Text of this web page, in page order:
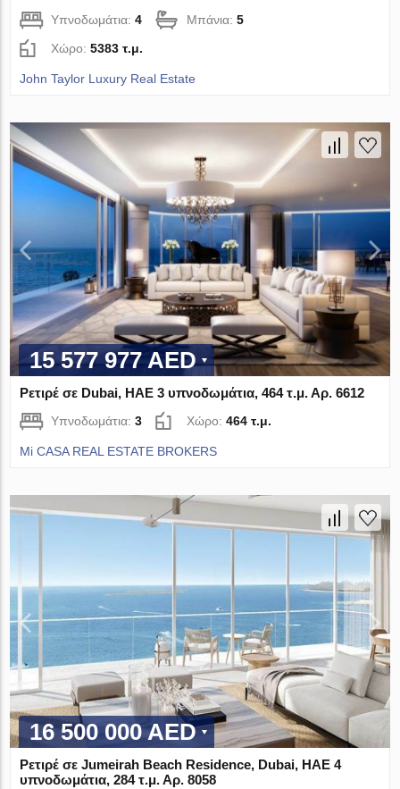
Υπνοδωμάτια:4 Μπάνια:5
Χώρο:5383 τ.μ.
John Taylor Luxury Real Estate
15 577 977 AED
Ρετιρέ σε Dubai, ΗΑΕ 3 υπνοδωμάτια, 464 τ.μ. Αρ. 6612
Υπνοδωμάτια:3 Χώρο:464 τ.μ.
Mi CASA REAL ESTATE BROKERS
16 500 000 AED
Ρετιρέ σε Jumeirah Beach Residence, Dubai, ΗΑΕ 4
υπνοδωμάτια, 284 τ.μ. Αρ. 8058